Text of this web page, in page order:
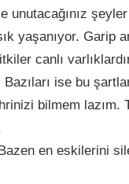
unutacağınız
yaşanıyor. Garip
canlı
ise bu
bilmem lazım.
en eskilerini